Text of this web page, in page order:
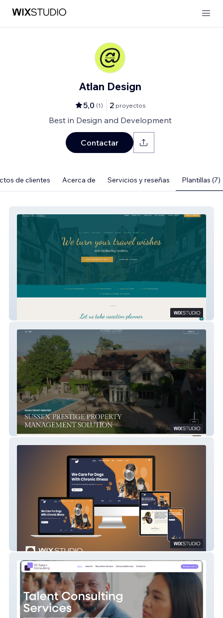
Atlan Design
5,0 (1) 2 proyectos
Best in Design and Development
Contactar
de clientes Acerca de Servicios y reseñas Plantillas (7)
Second Star Wishes
Sussex Property Management